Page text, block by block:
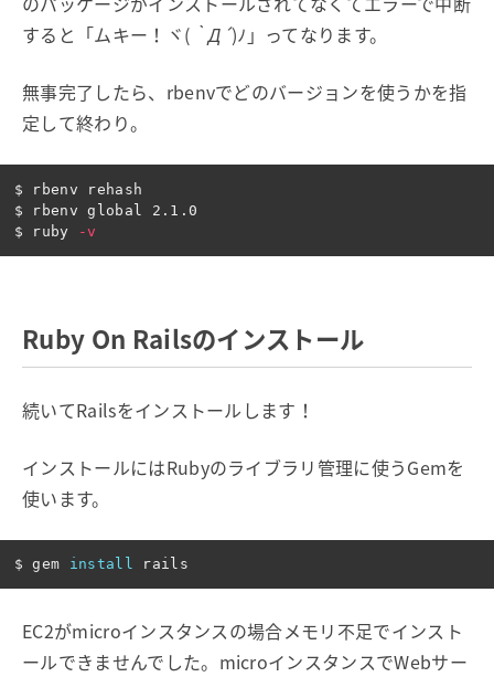
すると「ムキー！ヾ( ｀Д´)ﾉ」ってなります。
無事完了したら、rbenvでどのバージョンを使うかを指
定して終わり。
$
$
$
ruby -v
Ruby On Railsのインストール
続いてRailsをインストールします！
インストールにはRubyのライブラリ管理に使うGemを
使います。
$ gem install
EC2がmicroインスタンスの場合メモリ不足でインスト
ールできませんでした。microインスタンスでWebサー